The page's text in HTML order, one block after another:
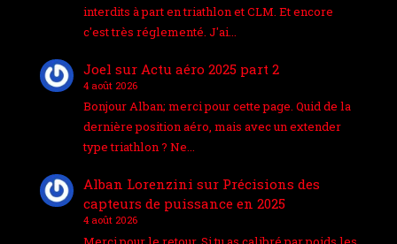
interdits à part en triathlon et CLM. Et encore
c'est très réglementé. J'ai…
Joel sur Actu aéro 2025 part 2
4 août 2026
Bonjour Alban; merci pour cette page. Quid de la
dernière position aéro, mais avec un extender
type triathlon ? Ne…
Alban Lorenzini sur Précisions des
capteurs de puissance en 2025
4 août 2026